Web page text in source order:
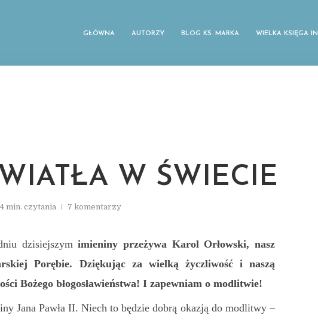
GŁÓWNA AUTORZY BLOG KS. MARKA WIELKA KSIĘGA
W ŚWIECIE
min. czytania 7 komentarzy
dzisiejszymimieniny przeżywa Karol Orłowski, nasz
Porębie. Dziękując za wielką życzliwość i naszą
Bożego błogosławieństwa! I zapewniam o modlitwie!
Jana Pawła II. Niech to będzie dobrą okazją do modlitwy –